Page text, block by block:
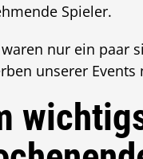
Spieler.
waren nur ein paar
unserer Events